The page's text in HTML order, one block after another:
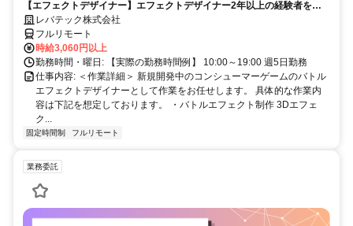
_LTCR187574_CP_CRG
【エフェクトデザイナー】エフェクトデザイナー2年以上の経験者を歓
迎！キャリアアップを目指したい方も大歓迎♪
レバテック株式会社
フルリモート
時給3,060円以上
勤務時間・曜日: 【実際の勤務時間例】 10:00～19:00 週5日勤務
仕事内容: ＜作業詳細＞ 新規開発中のコンシューマーゲームのバトル
エフェクトデザイナーとして作業をお任せします。 具体的な作業内
容は下記を想定しております。 ・バトルエフェクト制作 3Dエフェ
ク...
固定時間制 フルリモート
業務委託